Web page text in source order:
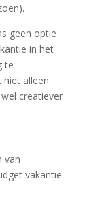
geen optie
in het
te
alleen
creatiever
van
vakantie